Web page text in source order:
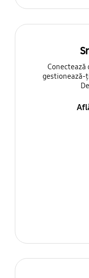
gestionează-